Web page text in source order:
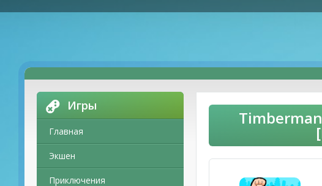
Игры
Главная
Экшен
Приключения